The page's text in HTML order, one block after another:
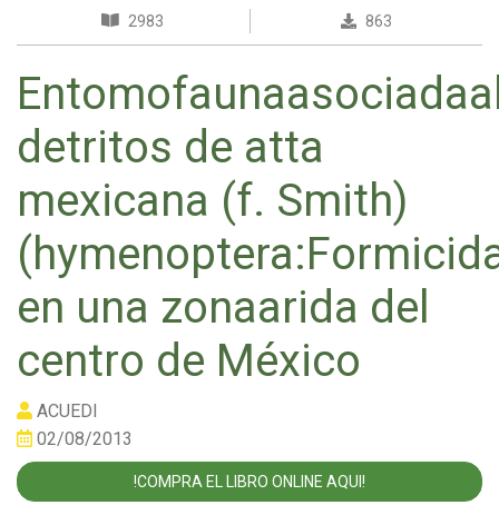
2983 863
detritos de atta
mexicana (f. Smith)
en una zonaarida del
centro de México
ACUEDI
02/08/2013
!COMPRA EL LIBRO ONLINE AQUI!